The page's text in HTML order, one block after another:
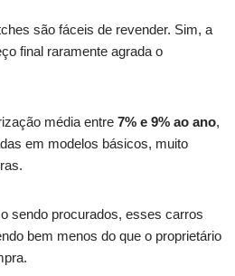
são fáceis de revender. Sim, a
final raramente agrada o
média entre 7% e 9% ao ano,
em modelos básicos, muito
sendo procurados, esses carros
bem menos do que o proprietário